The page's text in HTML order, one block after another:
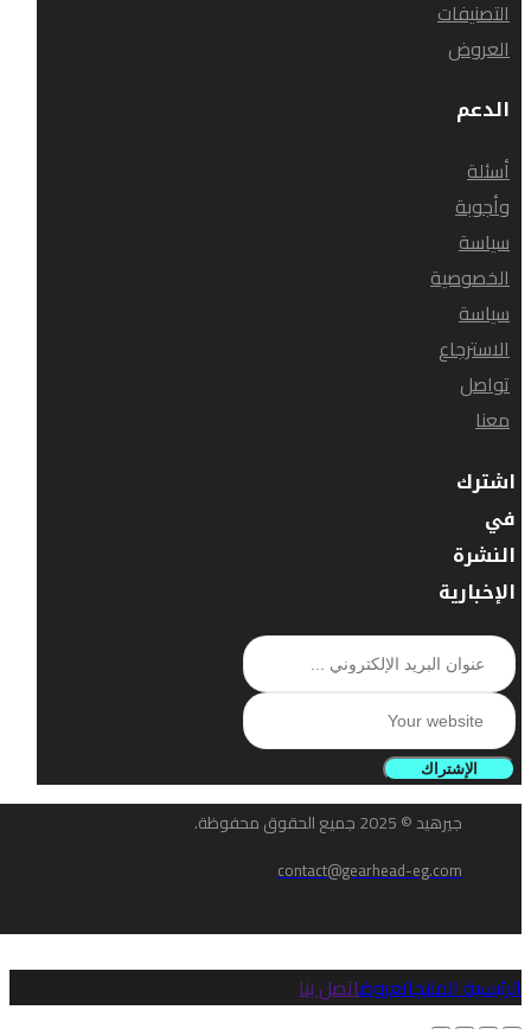
التصنيفات
العروض
الدعم
أسئلة
وأجوبة
سياسة
الخصوصية
سياسة
الاسترجاع
تواصل
معنا
اشترك
في
النشرة
الإخبارية
الإشتراك
جيرهيد © 2025 جميع الحقوق محفوظة.
contact@gearhead-eg.com
الرئيسيةالمنتجاتعروضاتصل بنا